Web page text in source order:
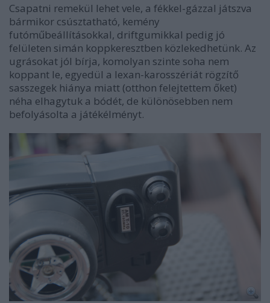
Csapatni remekül lehet vele, a fékkel-gázzal játszva
bármikor csúsztatható, kemény
futóműbeállításokkal, driftgumikkal pedig jó
felületen simán koppkeresztben közlekedhetünk. Az
ugrásokat jól bírja, komolyan szinte soha nem
koppant le, egyedül a lexan-karosszériát rögzítő
sasszegek hiánya miatt (otthon felejtettem őket)
néha elhagytuk a bódét, de különösebben nem
befolyásolta a játékélményt.